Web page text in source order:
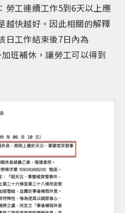
勞工連續工作5到6天以上應
越快越好。因此相關的解釋
日工作結束後7日內為
班補休，讓勞工可以得到